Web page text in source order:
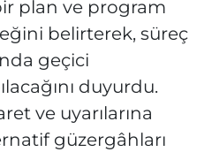
plan ve program
belirterek, süreç
geçici
duyurdu.
ve uyarılarına
güzergâhları